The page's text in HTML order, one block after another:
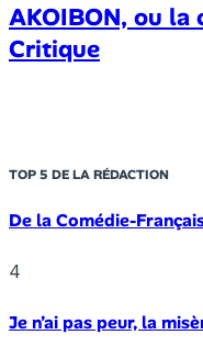
AKOIBON, ou la
Critique
TOP 5 DE LA RÉDACTION
De la Comédie-
4
Je n’ai pas peur, la